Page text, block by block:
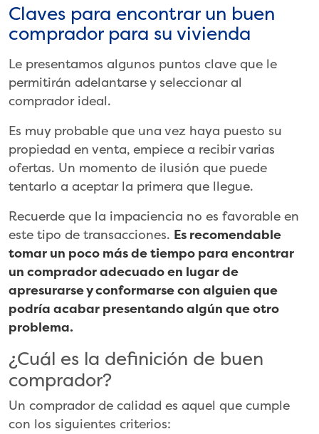
Claves para encontrar un buen
comprador para su vivienda
Le presentamos algunos puntos clave que le
permitirán adelantarse y seleccionar al
comprador ideal.
Es muy probable que una vez haya puesto su
propiedad en venta, empiece a recibir varias
ofertas. Un momento de ilusión que puede
tentarlo a aceptar la primera que llegue.
Recuerde que la impaciencia no es favorable en
este tipo de transacciones. Es recomendable
tomar un poco más de tiempo para encontrar
un comprador adecuado en lugar de
apresurarse y conformarse con alguien que
podría acabar presentando algún que otro
problema.
¿Cuál es la definición de buen
comprador?
Un comprador de calidad es aquel que cumple
con los siguientes criterios: